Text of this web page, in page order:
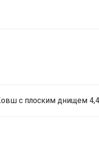
с плоским днищем 4,4